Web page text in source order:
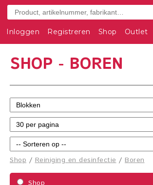
Inloggen Registreren Shop Outlet
SHOP - BOREN
Shop /Reiniging en desinfectie/ Boren
Shop